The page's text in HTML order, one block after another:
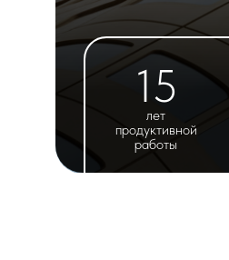
лет
продуктивной
работы
15